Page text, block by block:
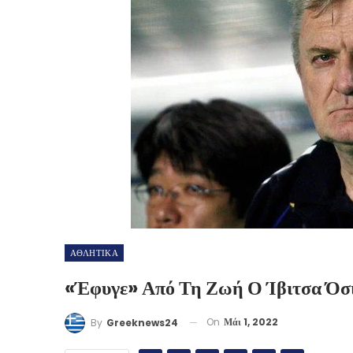
ΑΘΛΗΤΙΚΑ
«Έφυγε» Από Τη Ζωή Ο Ίβιτσα
By Greeknews24 On Μάι 1, 2022